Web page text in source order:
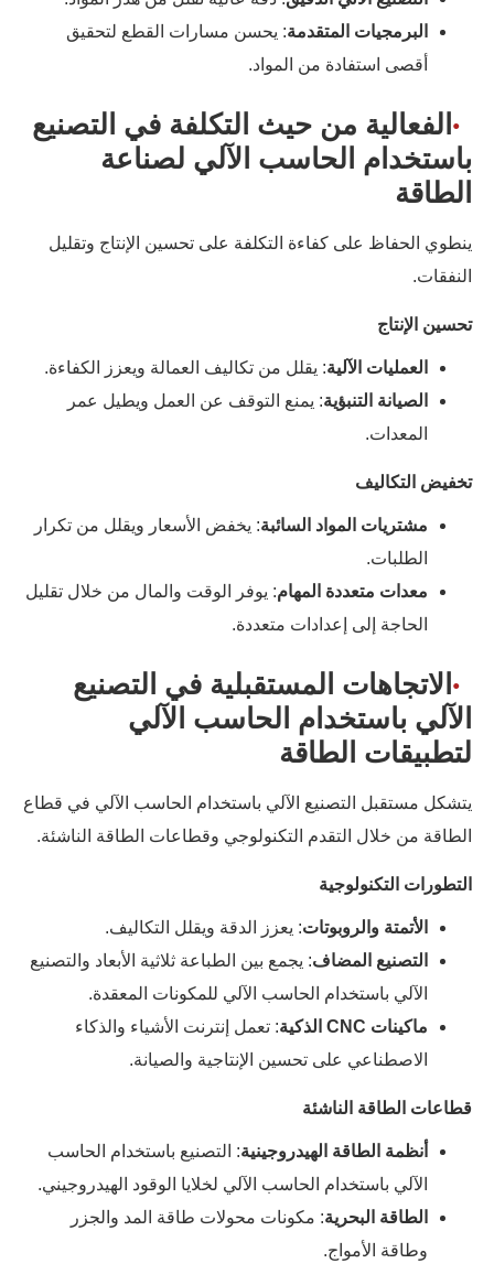
البرمجيات المتقدمة: يحسن مسارات القطع لتحقيق
أقصى استفادة من المواد.
الفعالية من حيث التكلفة في التصنيع
باستخدام الحاسب الآلي لصناعة
الطاقة
ينطوي الحفاظ على كفاءة التكلفة على تحسين الإنتاج وتقليل
النفقات.
تحسين الإنتاج
العمليات الآلية: يقلل من تكاليف العمالة ويعزز الكفاءة.
الصيانة التنبؤية: يمنع التوقف عن العمل ويطيل عمر
المعدات.
تخفيض التكاليف
مشتريات المواد السائبة: يخفض الأسعار ويقلل من تكرار
الطلبات.
معدات متعددة المهام: يوفر الوقت والمال من خلال تقليل
الحاجة إلى إعدادات متعددة.
الاتجاهات المستقبلية في التصنيع
الآلي باستخدام الحاسب الآلي
لتطبيقات الطاقة
يتشكل مستقبل التصنيع الآلي باستخدام الحاسب الآلي في قطاع
الطاقة من خلال التقدم التكنولوجي وقطاعات الطاقة الناشئة.
التطورات التكنولوجية
الأتمتة والروبوتات: يعزز الدقة ويقلل التكاليف.
التصنيع المضاف: يجمع بين الطباعة ثلاثية الأبعاد والتصنيع
الآلي باستخدام الحاسب الآلي للمكونات المعقدة.
ماكينات CNC الذكية
: تعمل إنترنت الأشياء والذكاء
الاصطناعي على تحسين الإنتاجية والصيانة.
قطاعات الطاقة الناشئة
أنظمة الطاقة الهيدروجينية: التصنيع باستخدام الحاسب
الآلي باستخدام الحاسب الآلي لخلايا الوقود الهيدروجيني.
الطاقة البحرية : مكونات محولات طاقة المد والجزر
وطاقة الأمواج.